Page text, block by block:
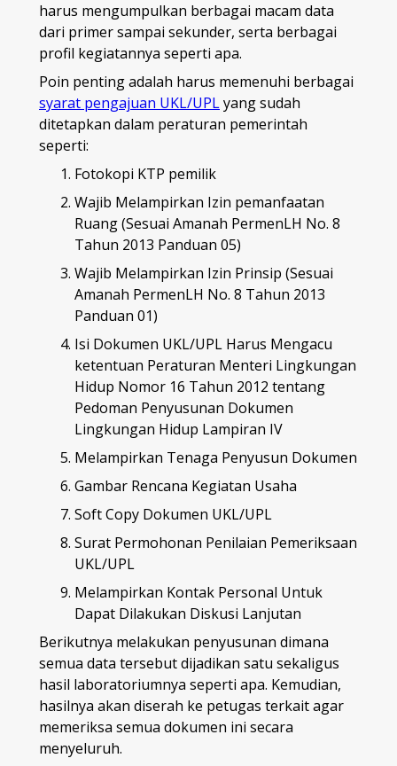
harus mengumpulkan berbagai macam data
dari primer sampai sekunder, serta berbagai
profil kegiatannya seperti apa.
Poin penting adalah harus memenuhi berbagai
syarat pengajuan UKL/UPLyang sudah
ditetapkan dalam peraturan pemerintah
seperti:
Fotokopi KTP pemilik
Wajib Melampirkan Izin pemanfaatan
Ruang (Sesuai Amanah PermenLH No. 8
Tahun 2013 Panduan 05)
Wajib Melampirkan Izin Prinsip (Sesuai
Amanah PermenLH No. 8 Tahun 2013
Panduan 01)
Isi Dokumen UKL/UPL Harus Mengacu
ketentuan Peraturan Menteri Lingkungan
Hidup Nomor 16 Tahun 2012 tentang
Pedoman Penyusunan Dokumen
Lingkungan Hidup Lampiran IV
Melampirkan Tenaga Penyusun Dokumen
Gambar Rencana Kegiatan Usaha
Soft Copy Dokumen UKL/UPL
Surat Permohonan Penilaian Pemeriksaan
UKL/UPL
Melampirkan Kontak Personal Untuk
Dapat Dilakukan Diskusi Lanjutan
Berikutnya melakukan penyusunan dimana
semua data tersebut dijadikan satu sekaligus
hasil laboratoriumnya seperti apa. Kemudian,
hasilnya akan diserah ke petugas terkait agar
memeriksa semua dokumen ini secara
menyeluruh.